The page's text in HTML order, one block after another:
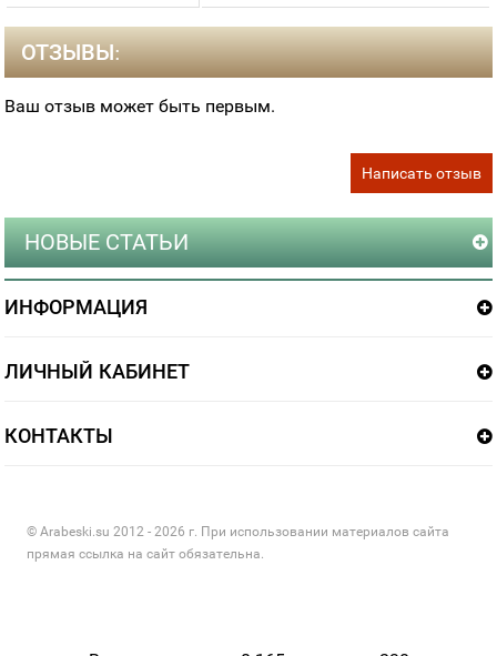
ОТЗЫВЫ:
Ваш отзыв может быть первым.
Написать отзыв
НОВЫЕ СТАТЬИ
ИНФОРМАЦИЯ
ЛИЧНЫЙ КАБИНЕТ
КОНТАКТЫ
© Arabeski.su 2012 - 2026 г. При использовании материалов сайта
прямая ссылка на сайт обязательна.